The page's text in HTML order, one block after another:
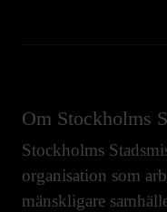
Om Stockholms
Stockholms
organisation som
mänskligare